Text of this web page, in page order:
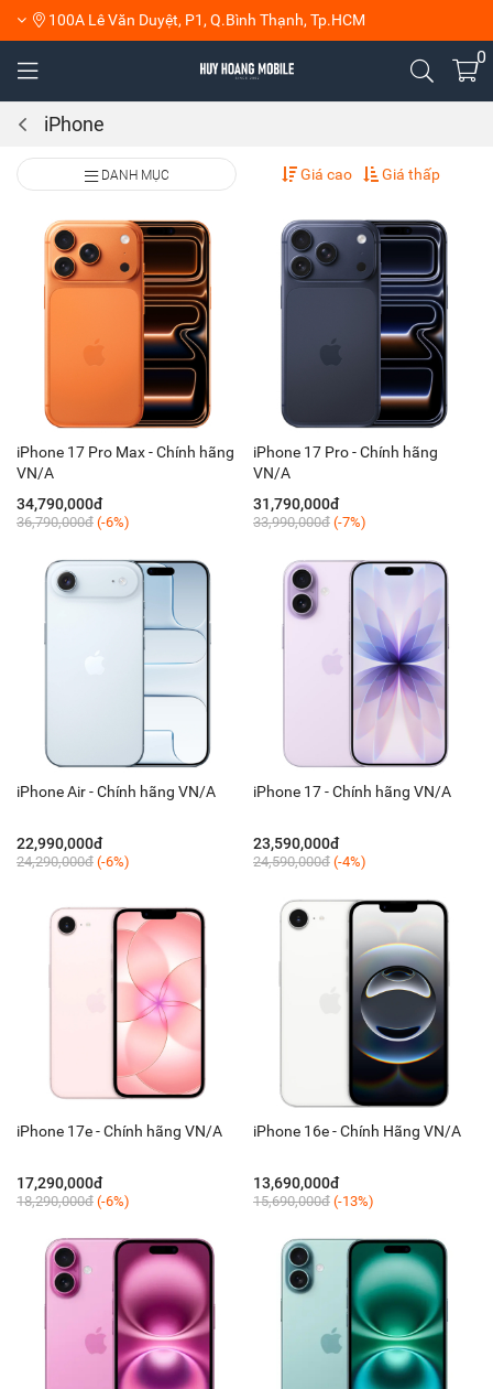
100A Lê Văn Duyệt, P1, Q.Bình Thạnh, Tp.HCM
0
iPhone
DANH MỤC Giá cao Giá thấp
iPhone 17 Pro Max - Chính hãng
VN/A
34,790,000đ
36,790,000đ (-6%)
iPhone 17 Pro - Chính hãng
VN/A
31,790,000đ
33,990,000đ (-7%)
iPhone Air - Chính hãng VN/A
22,990,000đ
24,290,000đ (-6%)
iPhone 17 - Chính hãng VN/A
23,590,000đ
24,590,000đ (-4%)
iPhone 17e - Chính hãng VN/A
17,290,000đ
18,290,000đ (-6%)
iPhone 16e - Chính Hãng VN/A
13,690,000đ
15,690,000đ (-13%)